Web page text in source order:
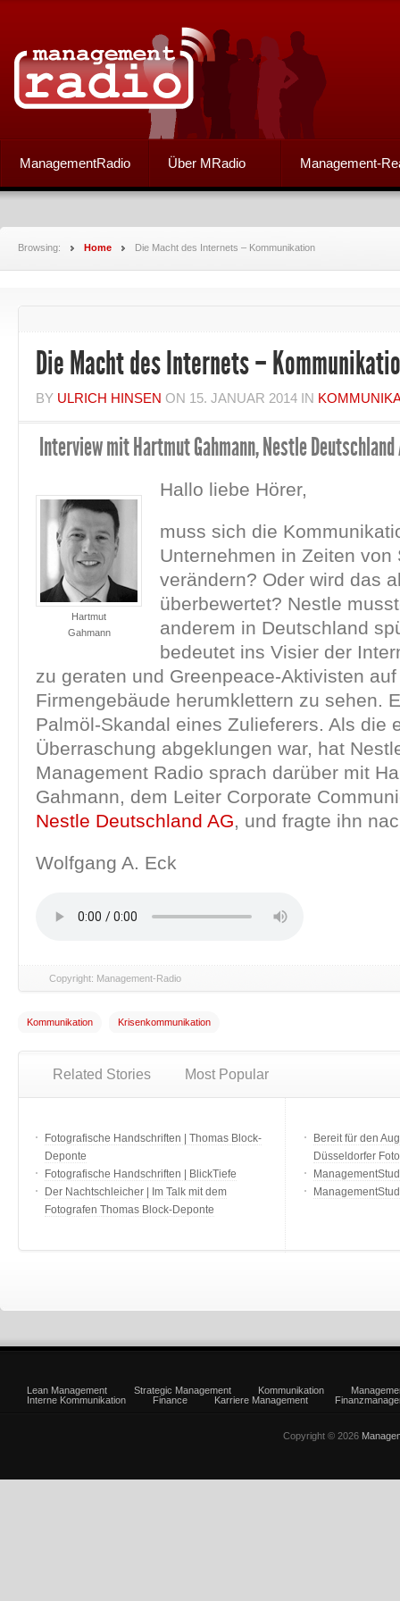
ManagementRadio Über MRadio Management-
Browsing: Home Die Macht des Internets – Kommunikation
Die Macht des Internets –
BY ULRICH HINSEN ON 15. JANUAR 2014 IN
Interview mit Hartmut Gahmann, Nestle
Hartmut
Gahmann
Hallo liebe Hörer,
muss sich die
Unternehmen in Zeiten von
verändern? Oder wird das
überbewertet? Nestle
anderem in Deutschland
bedeutet ins Visier der
zu geraten und Greenpeace-Aktivisten
Firmengebäude herumklettern zu sehen.
Palmöl-Skandal eines Zulieferers. Als die
Überraschung abgeklungen war, hat
Management Radio sprach darüber mit
Gahmann, dem Leiter Corporate
Nestle Deutschland AG, und fragte ihn
Wolfgang A. Eck
Copyright: Management-Radio
Kommunikation Krisenkommunikation
Related Stories Most Popular
Fotografische Handschriften | Thomas Block-
Deponte
Fotografische Handschriften | BlickTiefe
Der Nachtschleicher | Im Talk mit dem
Fotografen Thomas Block-Deponte
Bereit für den
Düsseldorfer
Lean Management Strategic Management Kommunikation
Interne Kommunikation
Finance Karriere Management
Copyright © 2026